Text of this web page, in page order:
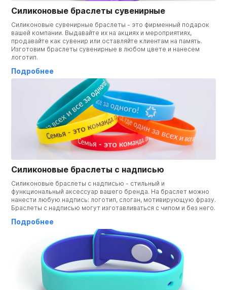
Силиконовые браслеты сувенирные
Силиконовые сувенирные браслеты - это фирменный подарок
вашей компании. Выдавайте их на акциях и мероприятиях,
продавайте как сувенир или оставляйте клиентам на память.
Изготовим браслеты сувенирные в любом цвете и нанесем
логотип.
Подробнее
Силиконовые браслеты с надписью
Силиконовые браслеты с надписью - стильный и
функциональный аксессуар вашего бренда. На браслет можно
нанести любую надпись: логотип, слоган, мотивирующую фразу.
Браслеты с надписью могут изготавливаться с чипом и без него.
Подробнее